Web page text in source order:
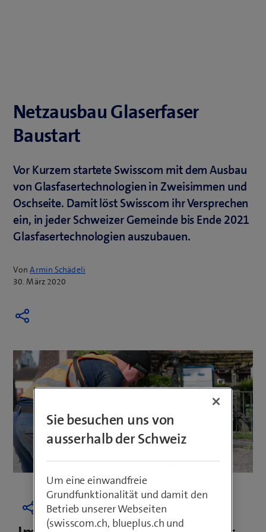
Netzausbau Glaserfaser
Baustart
Vor Kurzem startete Swisscom mit dem Ausbau
von Glasfasertechnologien in Zweisimmen und
Oschseite. Damit löst Swisscom ihr Versprechen
ein, in jeder Schweizer Gemeinde bis Ende 2021
Glasfasertechnologien auszubauen.
VonArmin Schädeli
30. März 2020
Sie besuchen uns von
ausserhalb der Schweiz
Um eine einwandfreie
Grundfunktionalität und damit den
Betrieb unserer Webseiten
(swisscom.ch, blueplus.ch und